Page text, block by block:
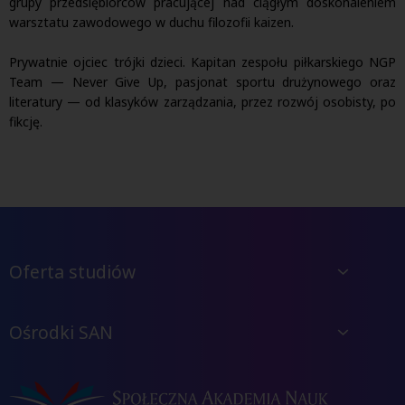
warsztatu zawodowego w duchu filozofii kaizen.
Prywatnie ojciec trójki dzieci. Kapitan zespołu piłkarskiego NGP
Team — Never Give Up, pasjonat sportu drużynowego oraz
literatury — od klasyków zarządzania, przez rozwój osobisty, po
fikcję.
Oferta studiów
Ośrodki SAN